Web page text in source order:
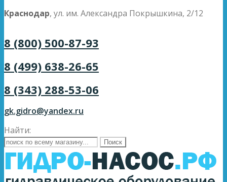
Краснодар, ул. им. Александра Покрышкина, 2/12
8 (800) 500-87-93
8 (499) 638-26-65
8 (343) 288-53-06
gk.gidro@yandex.ru
Найти: